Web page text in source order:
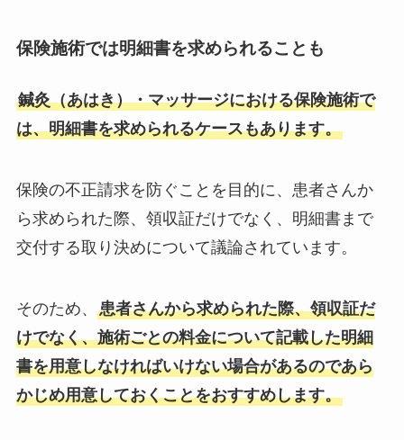
保険施術では明細書を求められることも
鍼灸（あはき）・マッサージにおける保険施術で
は、明細書を求められるケースもあります。
保険の不正請求を防ぐことを目的に、患者さんか
ら求められた際、領収証だけでなく、明細書まで
交付する取り決めについて議論されています。
そのため、 患者さんから求められた際、領収証だ
けでなく、施術ごとの料金について記載した明細
書を用意しなければいけない場合があるのであら
かじめ用意しておくことをおすすめします。